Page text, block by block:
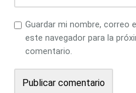
Guardar mi nombre, correo
este navegador para la
comentario.